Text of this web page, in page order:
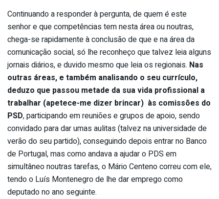
Continuando a responder à pergunta, de quem é este
senhor e que competências tem nesta área ou noutras,
chega-se rapidamente à conclusão de que e na área da
comunicação social, só lhe reconheço que talvez leia alguns
jornais diários, e duvido mesmo que leia os regionais. Nas
outras áreas, e também analisando o seu currículo,
deduzo que passou metade da sua vida profissional a
trabalhar (apetece-me dizer brincar) às comissões do
PSD, participando em reuniões e grupos de apoio, sendo
convidado para dar umas aulitas (talvez na universidade de
verão do seu partido), conseguindo depois entrar no Banco
de Portugal, mas como andava a ajudar o PDS em
simultâneo noutras tarefas, o Mário Centeno correu com ele,
tendo o Luís Montenegro de lhe dar emprego como
deputado no ano seguinte.